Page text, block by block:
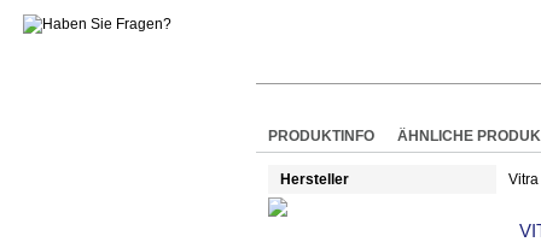
PRODUKTINFO ÄHNLICHE
Hersteller Vitra